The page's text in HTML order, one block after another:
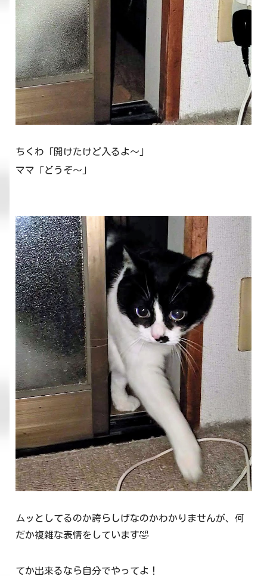
ちくわ「開けたけど入るよ～」
ママ「どうぞ～」
ムッとしてるのか誇らしげなのかわかりませんが、何
だか複雑な表情をしています🤣
てか出来るなら自分でやってよ！